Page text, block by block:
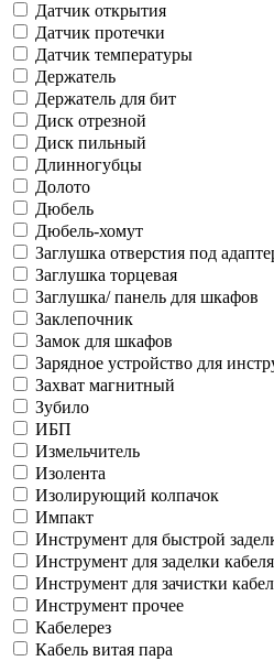
Датчик открытия
Датчик протечки
Датчик температуры
Держатель
Держатель для бит
Диск отрезной
Диск пильный
Длинногубцы
Долото
Дюбель
Дюбель-хомут
Заглушка отверстия под
Заглушка торцевая
Заглушка/ панель для шкафов
Заклепочник
Замок для шкафов
Зарядное устройство для
Захват магнитный
Зубило
ИБП
Измельчитель
Изолента
Изолирующий колпачок
Импакт
Инструмент для быстрой
Инструмент для заделки кабеля
Инструмент для зачистки
Инструмент прочее
Кабелерез
Кабель витая пара